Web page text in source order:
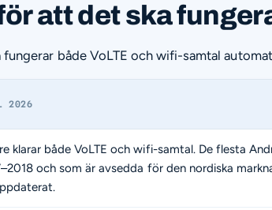
att det ska
fungerar både VoLTE och wifi-samtal
2026
klarar både VoLTE och wifi-samtal. De flesta
och som är avsedda för den nordiska